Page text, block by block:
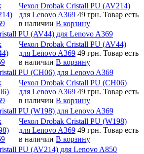
Чехол Drobak Cristall PU (AV214)
для Lenovo A369 49 грн. Товар есть
в наличии В корзину
PU (AV44) для Lenovo A369
Чехол Drobak Cristall PU (AV44)
для Lenovo A369 49 грн. Товар есть
в наличии В корзину
PU (CH06) для Lenovo A369
Чехол Drobak Cristall PU (CH06)
для Lenovo A369 49 грн. Товар есть
в наличии В корзину
PU (W198) для Lenovo A369
Чехол Drobak Cristall PU (W198)
для Lenovo A369 49 грн. Товар есть
в наличии В корзину
PU (AV214) для Lenovo A850